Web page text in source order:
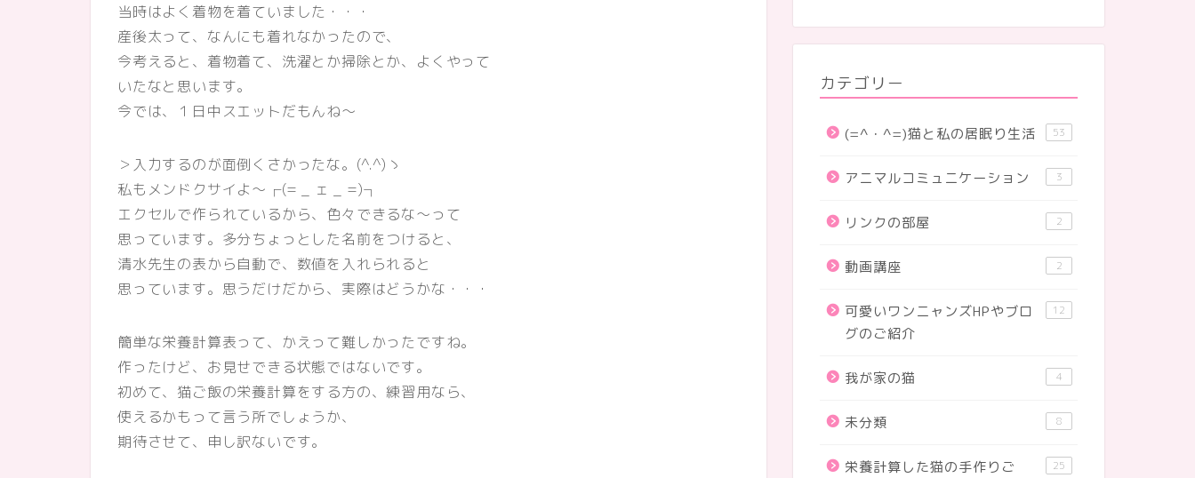
当時はよく着物を着ていました・・・
産後太って、なんにも着れなかったので、
今考えると、着物着て、洗濯とか掃除とか、よくやって
いたなと思います。
今では、１日中スエットだもんね～
＞入力するのが面倒くさかったな。(^.^)ゝ
私もメンドクサイよ～┌(= _ ェ _ =)┐
エクセルで作られているから、色々できるな～って
思っています。多分ちょっとした名前をつけると、
清水先生の表から自動で、数値を入れられると
思っています。思うだけだから、実際はどうかな・・・
簡単な栄養計算表って、かえって難しかったですね。
作ったけど、お見せできる状態ではないです。
初めて、猫ご飯の栄養計算をする方の、練習用なら、
使えるかもって言う所でしょうか、
期待させて、申し訳ないです。
カテゴリー
(=^・^=)猫と私の居眠り生活 53
アニマルコミュニケーション 3
リンクの部屋 2
動画講座 2
可愛いワンニャンズHPやブロ
グのご紹介
12
我が家の猫 4
未分類 8
栄養計算した猫の手作りご
25